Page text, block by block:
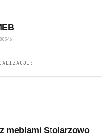
meblami Stolarzowo